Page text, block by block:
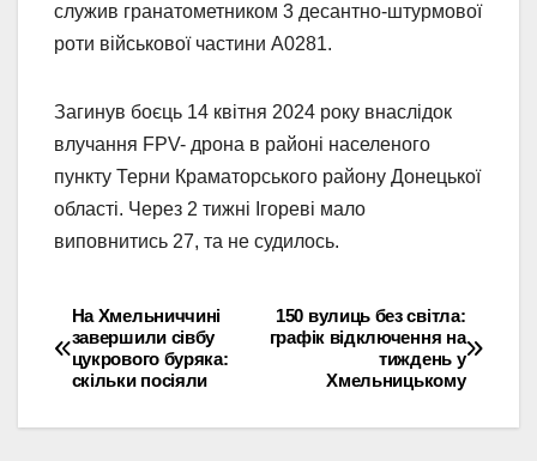
служив гранатометником 3 десантно-штурмової
роти військової частини А0281.
Загинув боєць 14 квітня 2024 року внаслідок
влучання FPV- дрона в районі населеного
пункту Терни Краматорського району Донецької
області. Через 2 тижні Ігореві мало
виповнитись 27, та не судилось.
Навігація
записів
150 вулиць без світла:
графік відключення на
тиждень у
Хмельницькому
На Хмельниччині
завершили сівбу
цукрового буряка:
скільки посіяли